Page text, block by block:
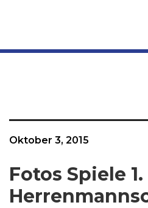
Oktober 3, 2015
Fotos Spiele 1.